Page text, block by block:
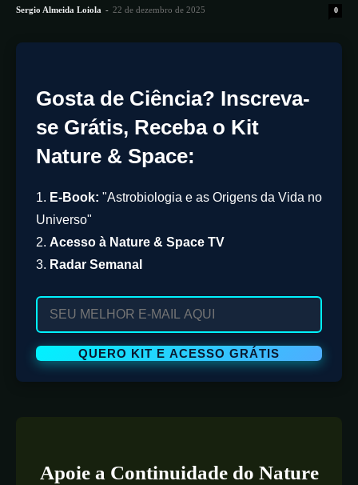
Sergio Almeida Loiola - 22 de dezembro de 2025 0
Gosta de Ciência? Inscreva-
se Grátis, Receba o Kit
Nature & Space:
1. E-Book: "Astrobiologia e as Origens da Vida no
Universo"
2. Acesso à Nature & Space TV
3. Radar Semanal
Apoie a Continuidade do Nature